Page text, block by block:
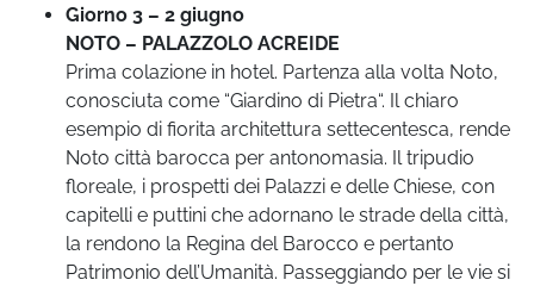
Giorno 3 – 2 giugno
NOTO – PALAZZOLO ACREIDE
Prima colazione in hotel. Partenza alla volta Noto,
conosciuta come “Giardino di Pietra“. Il chiaro
esempio di fiorita architettura settecentesca, rende
Noto città barocca per antonomasia. Il tripudio
floreale, i prospetti dei Palazzi e delle Chiese, con
capitelli e puttini che adornano le strade della città,
la rendono la Regina del Barocco e pertanto
Patrimonio dell’Umanità. Passeggiando per le vie si